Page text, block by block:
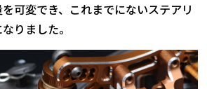
可変でき、これまでにないステアリ
りました。